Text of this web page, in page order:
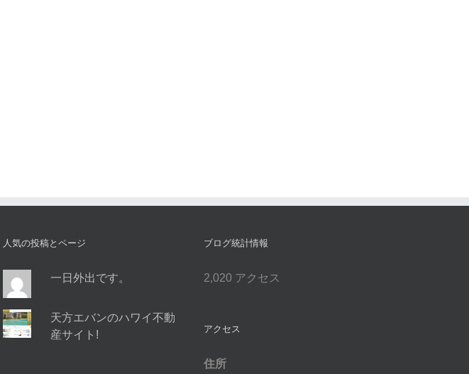
人気の投稿とページ
一日外出です。
天方エバンのハワイ不動
産サイト!
ブログ統計情報
2,020 アクセス
アクセス
住所